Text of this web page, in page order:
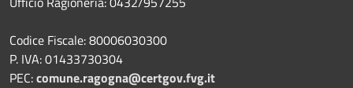
Codice Fiscale: 80006030300
P. IVA: 01433730304
PEC:comune.ragogna@certgov.fvg.it